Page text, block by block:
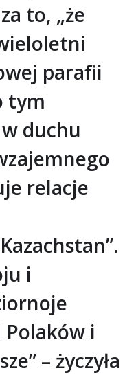
to, „że
parafii
tym
duchu
relacje
i
i
– życzyła